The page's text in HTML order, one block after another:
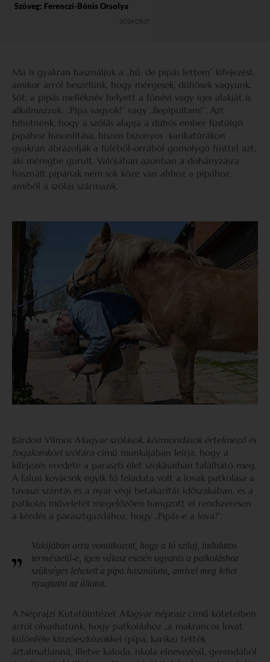
Szöveg: Ferenczi-Bónis Orsolya
2024.09.17.
Ma is gyakran használjuk a „hű, de pipás lettem” kifejezést,
amikor arról beszélünk, hogy mérgesek, dühösek vagyunk.
Sőt, a pipás melléknév helyett a főnévi vagy igei alakját is
alkalmazzuk: „Pipa vagyok!” vagy „Bepipultam!”. Azt
hihetnénk, hogy a szólás alapja a dühös ember füstölgő
pipához hasonlítása, hiszen bizonyos karikatúrákon
gyakran ábrázolják a füléből-orrából gomolygó füsttel azt,
aki méregbe gurult. Valójában azonban a dohányzásra
használt pipának nem sok köze van ahhoz a pipához,
amiből a szólás származik.
Bárdosi Vilmos Magyar szólások, közmondások értelmező és
fogalomköri szótára című munkájában leírja, hogy a
kifejezés eredete a paraszti élet szokásaiban található meg.
A falusi kovácsok egyik fő feladata volt a lovak patkolása a
tavaszi szántás és a nyár végi betakarítás időszakában, és a
patkolás műveletét megelőzően hangzott el rendszeresen
a kérdés a parasztgazdához, hogy „Pipás-e a lova?”.
Valójában arra vonatkozott, hogy a ló szilaj, indulatos
természetű-e, igen válasz esetén ugyanis a patkoláshoz
szükséges lehetett a pipa használata, amivel meg lehet
nyugtatni az állatot.
A Néprajzi Kutatóintézet Magyar néprajz című köteteiben
arról olvashatunk, hogy patkoláshoz „a makrancos lovat
különféle kínzóeszközökkel (pipa, karika) tették
ártalmatlanná, illetve kaloda, iskola elnevezésű, gerendából